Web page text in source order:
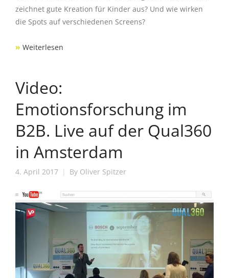
zeichnet gute Kreation für Kinder aus? Und wie wirken
die Spots auf verschiedenen Screens?
» Weiterlesen
Video:
Emotionsforschung im
B2B. Live auf der Qual360
in Amsterdam
4. April 2017 By Oliver Spitzer